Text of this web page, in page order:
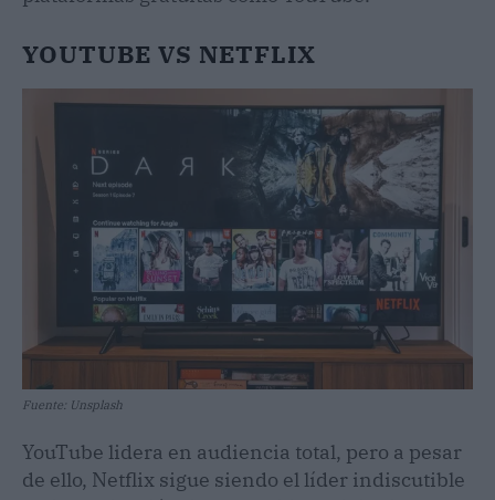
YOUTUBE VS NETFLIX
Fuente: Unsplash
YouTube lidera en audiencia total, pero a pesar
de ello, Netflix sigue siendo el líder indiscutible